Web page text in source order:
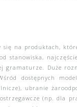
na produktach,
stanowiska,
gramaturze. Duże
dostępnych
ubranie
(np. dla